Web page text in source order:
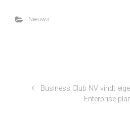
Nieuws
Business Club NV vindt
Enterprise-